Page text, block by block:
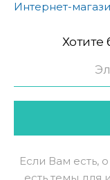
Интернет-
Хотите
Если Вам есть,